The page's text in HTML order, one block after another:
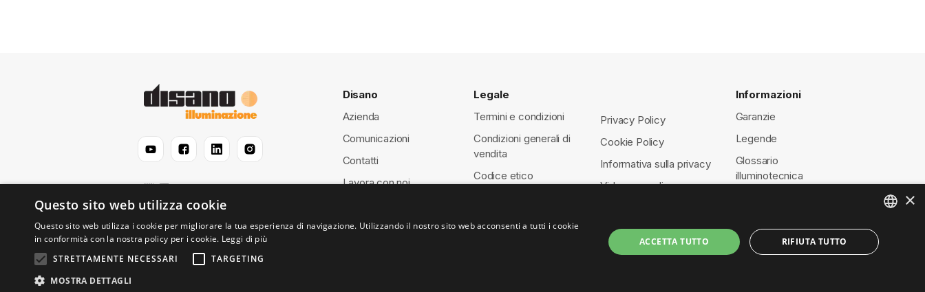
Disano
Azienda
Comunicazioni
Contatti
Lavora con noi
Legale
Termini e condizioni
Condizioni generali di
vendita
Codice etico
Privacy Policy
Cookie Policy
Informativa sulla privacy
Videosorveglianza
Informazioni
Garanzie
Legende
Glossario
illuminotecnica
ENGLISH
×
Questo sito web utilizza cookie
Questo sito web utilizza i cookie per migliorare la tua esperienza di navigazione. Utilizzando il nostro sito web acconsenti a tutti i cookie
in conformità con la nostra policy per i cookie. Leggi di più
STRETTAMENTE NECESSARI
TARGETING
MOSTRA DETTAGLI
ACCETTA TUTTO RIFIUTA TUTTO